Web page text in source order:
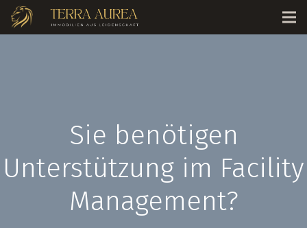
Sie benötigen
Unterstützung im Facility
Management?